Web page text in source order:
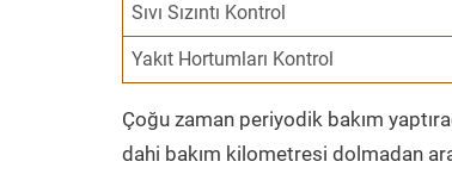
Sıvı Sızıntı Kontrol
Yakıt Hortumları Kontrol
Çoğu zaman periyodik bakım
dahi bakım kilometresi dolmadan